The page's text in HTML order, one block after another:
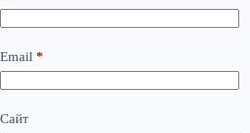
Email *
Сайт